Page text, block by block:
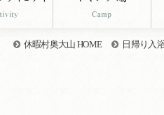
休暇村奥大山 HOME 日帰り入